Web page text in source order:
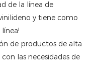
de la línea de
y tiene como
de productos de alta
las necesidades de